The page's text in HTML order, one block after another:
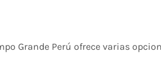
Grande Perú ofrece varias